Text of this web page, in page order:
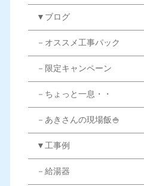
▼ブログ
－オススメ工事パック
－限定キャンペーン
－ちょっと一息・・
－あきさんの現場飯🍚
▼工事例
－給湯器